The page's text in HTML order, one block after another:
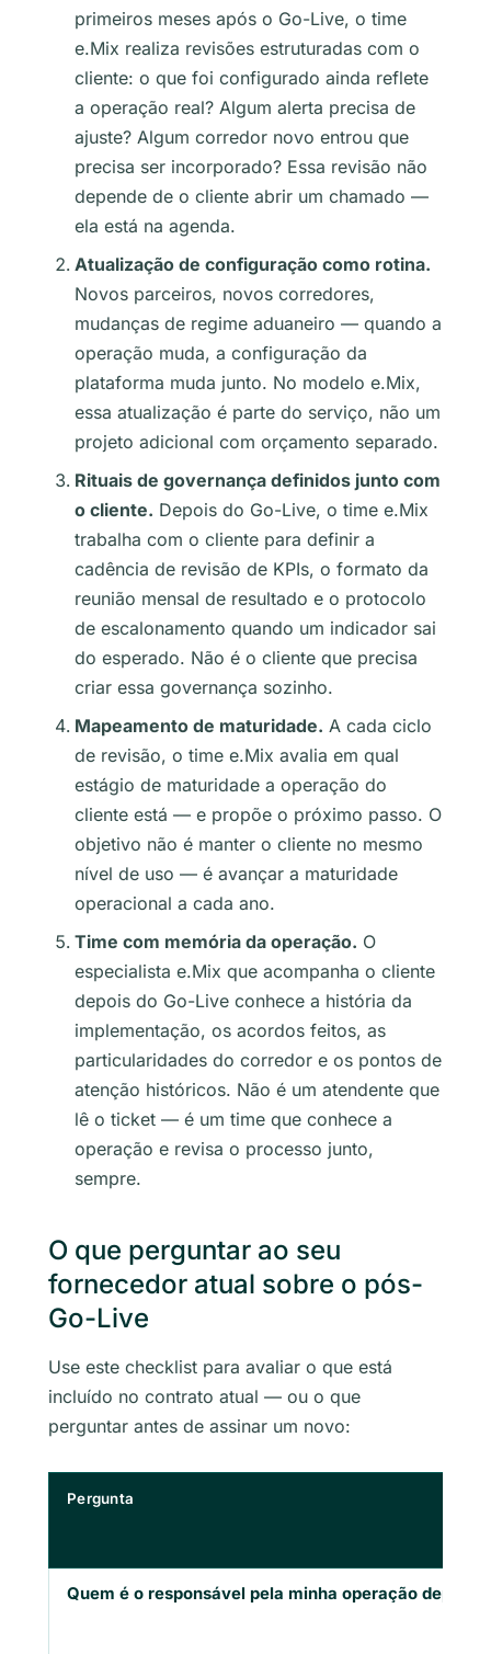
primeiros meses após o Go-Live, o time
e.Mix realiza revisões estruturadas com o
cliente: o que foi configurado ainda reflete
a operação real? Algum alerta precisa de
ajuste? Algum corredor novo entrou que
precisa ser incorporado? Essa revisão não
depende de o cliente abrir um chamado —
ela está na agenda.
Atualização de configuração como rotina.
Novos parceiros, novos corredores,
mudanças de regime aduaneiro — quando a
operação muda, a configuração da
plataforma muda junto. No modelo e.Mix,
essa atualização é parte do serviço, não um
projeto adicional com orçamento separado.
Rituais de governança definidos junto com
o cliente. Depois do Go-Live, o time e.Mix
trabalha com o cliente para definir a
cadência de revisão de KPIs, o formato da
reunião mensal de resultado e o protocolo
de escalonamento quando um indicador sai
do esperado. Não é o cliente que precisa
criar essa governança sozinho.
Mapeamento de maturidade. A cada ciclo
de revisão, o time e.Mix avalia em qual
estágio de maturidade a operação do
cliente está — e propõe o próximo passo. O
objetivo não é manter o cliente no mesmo
nível de uso — é avançar a maturidade
operacional a cada ano.
Time com memória da operação. O
especialista e.Mix que acompanha o cliente
depois do Go-Live conhece a história da
implementação, os acordos feitos, as
particularidades do corredor e os pontos de
atenção históricos. Não é um atendente que
lê o ticket — é um time que conhece a
operação e revisa o processo junto,
sempre.
O que perguntar ao seu
fornecedor atual sobre o pós-
Go-Live
Use este checklist para avaliar o que está
incluído no contrato atual — ou o que
perguntar antes de assinar um novo:
Pergunta
Quem é o responsável pela minha operação depois